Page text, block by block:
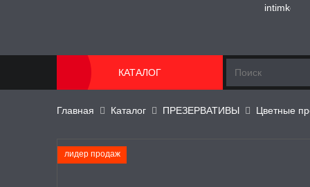
КАТАЛОГ
Главная Каталог ПРЕЗЕРВАТИВЫ Цветные
лидер продаж